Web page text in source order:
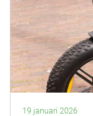
19 januari 2026